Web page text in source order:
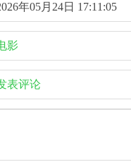
年05月24日 17:11:05
影
表评论